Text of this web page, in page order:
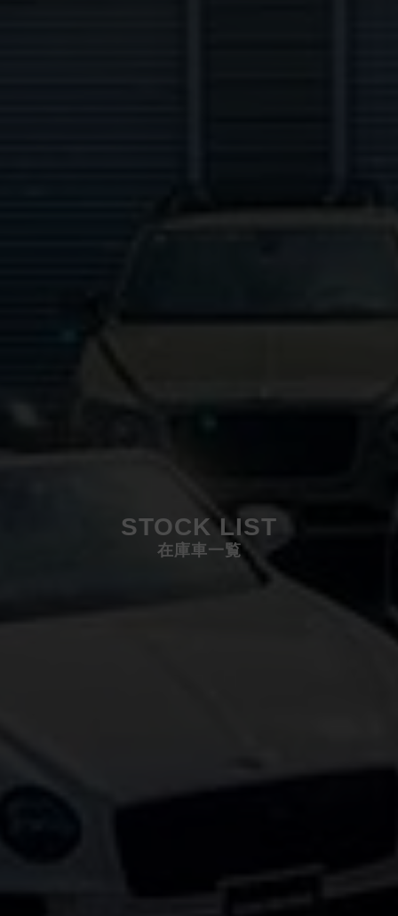
STOCK LIST
在庫車一覧